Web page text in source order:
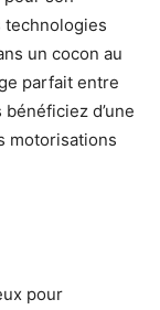
technologies
un cocon au
parfait entre
d’une
motorisations
pour